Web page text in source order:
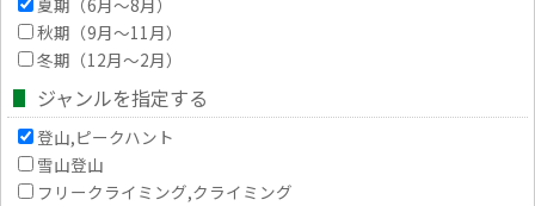
夏期（6月～8月）
秋期（9月～11月）
冬期（12月～2月）
ジャンルを指定する
登山,ピークハント
雪山登山
フリークライミング,クライミング